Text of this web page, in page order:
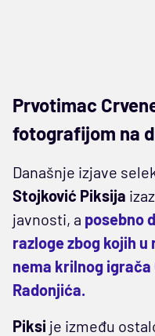
Prvotimac
fotografijom na
Današnje izjave
Stojković Piksija
javnosti, a posebno
razloge zbog kojih
nema krilnog igrača
Radonjića.
Piksi je između